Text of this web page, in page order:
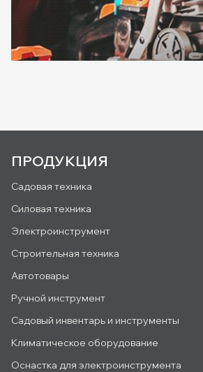
ПРОДУКЦИЯ
Садовая техника
Силовая техника
Электроинструмент
Строительная техника
Автотовары
Ручной инструмент
Садовый инвентарь и инструменты
Климатическое оборудование
Оснастка для электроинструмента